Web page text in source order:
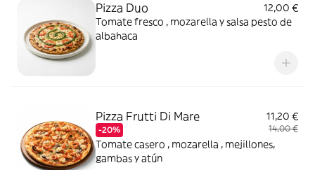
Pizza Duo
12,00 €
Tomate fresco , mozarella y salsa pesto de
albahaca
Pizza Frutti Di Mare
-20%
11,20 €
14,00 €
Tomate casero , mozarella , mejillones,
gambas y atún